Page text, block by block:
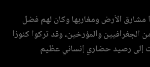
مشارق الأرض ومغاربها وكان لهم فضل
الجغرافيين والمؤرخين، وقد تركوا كنوزا
إلى رصيد حضاري إنساني عظيم